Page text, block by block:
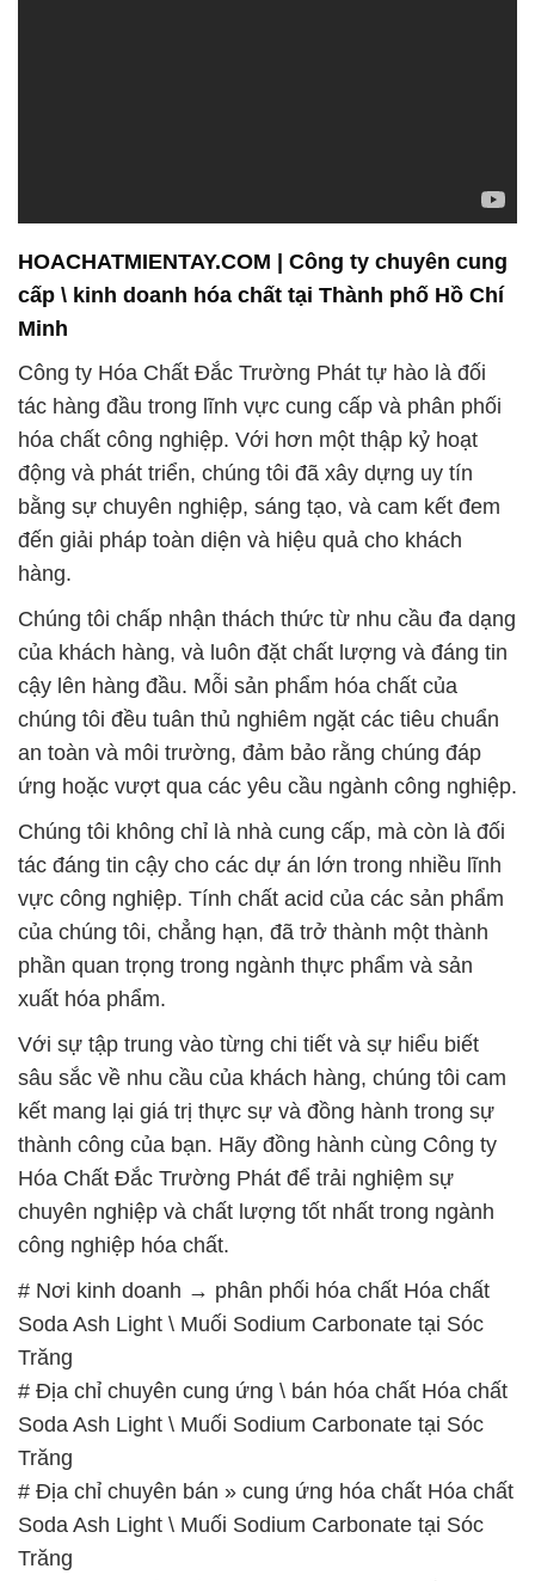
HOACHATMIENTAY.COM | Công ty chuyên cung
cấp \ kinh doanh hóa chất tại Thành phố Hồ Chí
Minh
Công ty Hóa Chất Đắc Trường Phát tự hào là đối
tác hàng đầu trong lĩnh vực cung cấp và phân phối
hóa chất công nghiệp. Với hơn một thập kỷ hoạt
động và phát triển, chúng tôi đã xây dựng uy tín
bằng sự chuyên nghiệp, sáng tạo, và cam kết đem
đến giải pháp toàn diện và hiệu quả cho khách
hàng.
Chúng tôi chấp nhận thách thức từ nhu cầu đa dạng
của khách hàng, và luôn đặt chất lượng và đáng tin
cậy lên hàng đầu. Mỗi sản phẩm hóa chất của
chúng tôi đều tuân thủ nghiêm ngặt các tiêu chuẩn
an toàn và môi trường, đảm bảo rằng chúng đáp
ứng hoặc vượt qua các yêu cầu ngành công nghiệp.
Chúng tôi không chỉ là nhà cung cấp, mà còn là đối
tác đáng tin cậy cho các dự án lớn trong nhiều lĩnh
vực công nghiệp. Tính chất acid của các sản phẩm
của chúng tôi, chẳng hạn, đã trở thành một thành
phần quan trọng trong ngành thực phẩm và sản
xuất hóa phẩm.
Với sự tập trung vào từng chi tiết và sự hiểu biết
sâu sắc về nhu cầu của khách hàng, chúng tôi cam
kết mang lại giá trị thực sự và đồng hành trong sự
thành công của bạn. Hãy đồng hành cùng Công ty
Hóa Chất Đắc Trường Phát để trải nghiệm sự
chuyên nghiệp và chất lượng tốt nhất trong ngành
công nghiệp hóa chất.
# Nơi kinh doanh → phân phối hóa chất Hóa chất
Soda Ash Light \ Muối Sodium Carbonate tại Sóc
Trăng
# Địa chỉ chuyên cung ứng \ bán hóa chất Hóa chất
Soda Ash Light \ Muối Sodium Carbonate tại Sóc
Trăng
# Địa chỉ chuyên bán » cung ứng hóa chất Hóa chất
Soda Ash Light \ Muối Sodium Carbonate tại Sóc
Trăng